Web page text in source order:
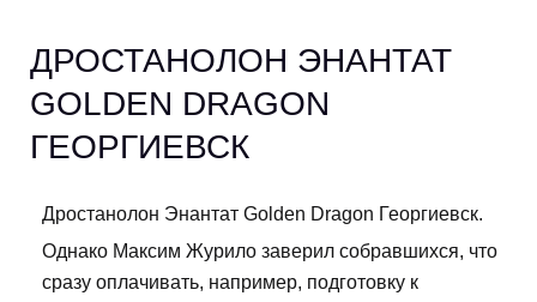
ДРОСТАНОЛОН ЭНАНТАТ
GOLDEN DRAGON
ГЕОРГИЕВСК
Дростанолон Энантат Golden Dragon Георгиевск.
Однако Максим Журило заверил собравшихся, что
сразу оплачивать, например, подготовку к